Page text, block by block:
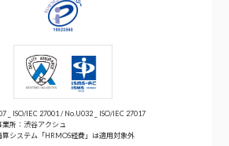
_ ISO/IEC 27001 / No.U032 _ ISO/IEC 27017
業所：渋谷アクシュ
算システム「HRMOS経費」は適用対象外